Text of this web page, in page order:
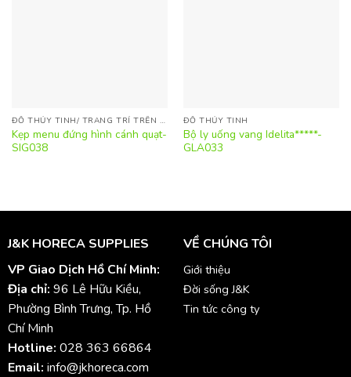
ĐỒ THỦY TINH/ TRANG TRÍ TRÊN BÀN
Kẹp menu đứng hình cánh quạt-
SIG038
ĐỒ THỦY TINH
Bộ ly uống vang Idelita*****-
GLA033
J&K HORECA SUPPLIES
VP Giao Dịch Hồ Chí Minh:
Địa chỉ: 96 Lê Hữu Kiều,
Phường Bình Trưng, Tp. Hồ
Chí Minh
Hotline: 028 363 66864
Email: info@jkhoreca.com
VỀ CHÚNG TÔI
Giới thiệu
Đời sống J&K
Tin tức công ty